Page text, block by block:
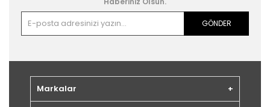
GÖNDER
Markalar